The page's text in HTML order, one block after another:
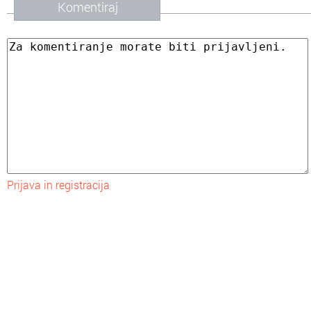
Komentiraj
Prijava in registracija